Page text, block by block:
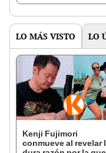
LO MÁS VISTO LO
Kenji Fujimori
conmueve al revelar